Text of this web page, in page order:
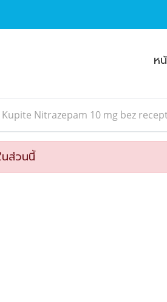
ห
Kupite Nitrazepam 10 mg bez
นส่วนนี้